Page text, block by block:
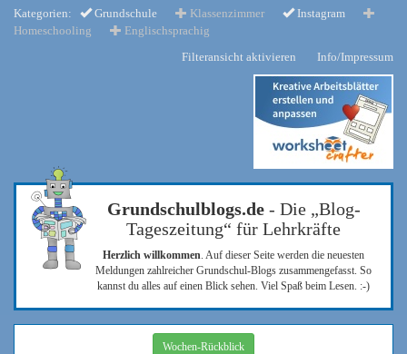
Kategorien: Grundschule Klassenzimmer
Instagram
Homeschooling
Englischsprachig
Filteransicht aktivieren
Info/Impressum
Grundschulblogs.de- Die „Blog-
Tageszeitung“ für Lehrkräfte
Herzlich willkommen. Auf dieser Seite werden die neuesten
Meldungen zahlreicher Grundschul-Blogs zusammengefasst. So
kannst du alles auf einen Blick sehen. Viel Spaß beim Lesen. :-)
Wochen-Rückblick